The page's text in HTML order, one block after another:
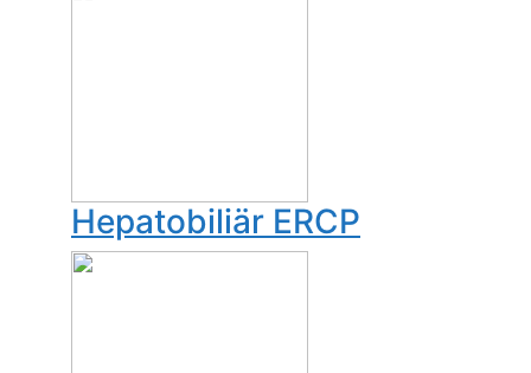
Hepatobiliär ERCP